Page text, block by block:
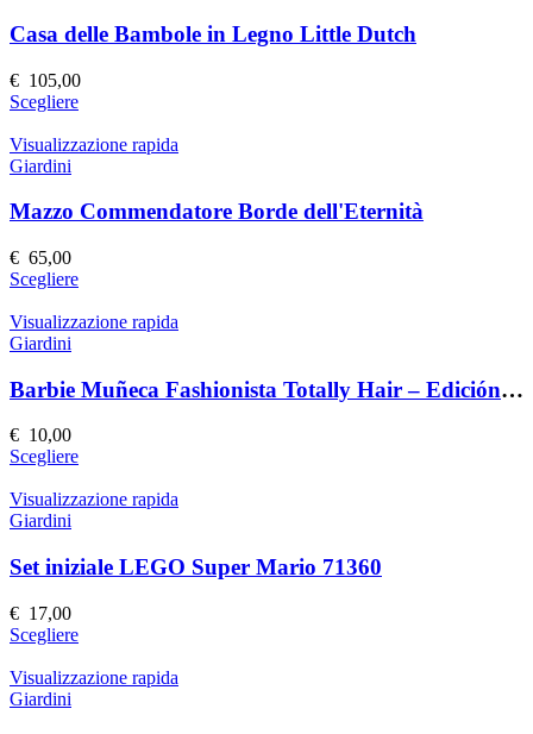
Casa delle Bambole in Legno Little Dutch
€ 105,00
ScegliereQuesto
ha
Le
scelte
nella
pagina
prodotto
Visualizzazione rapida
Giardini
Mazzo Commendatore Borde dell'Eternità
€ 65,00
ScegliereQuesto
ha
Le
opzioni
scelte
nella
pagina
prodotto
Visualizzazione rapida
Giardini
Barbie Muñeca Fashionista Totally Hair – Edición Speciale
€ 10,00
ScegliereQuesto
ha
Le
opzioni
scelte
nella
pagina
Visualizzazione rapida
Giardini
Set iniziale LEGO Super Mario 71360
€ 17,00
ScegliereQuesto
ha
Visualizzazione rapida
Giardini